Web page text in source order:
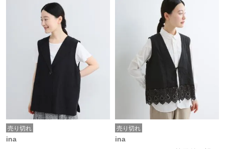
売り切れ
ina
売り切れ
ina